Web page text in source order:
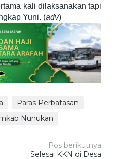
kali dilaksanakan tapi
Yuni. (adv)
Paras Perbatasan
Nunukan
Pos berikutnya
Selesai KKN di Desa